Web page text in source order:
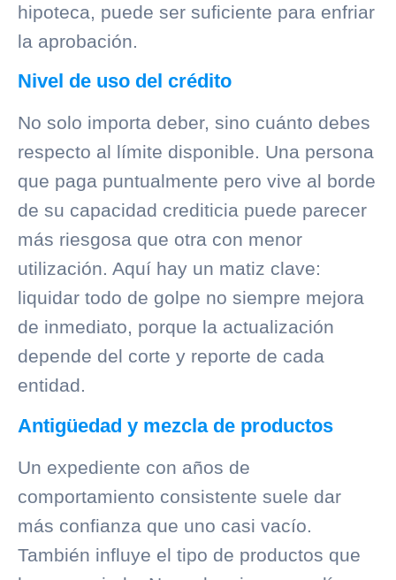
hipoteca, puede ser suficiente para enfriar
la aprobación.
Nivel de uso del crédito
No solo importa deber, sino cuánto debes
respecto al límite disponible. Una persona
que paga puntualmente pero vive al borde
de su capacidad crediticia puede parecer
más riesgosa que otra con menor
utilización. Aquí hay un matiz clave:
liquidar todo de golpe no siempre mejora
de inmediato, porque la actualización
depende del corte y reporte de cada
entidad.
Antigüedad y mezcla de productos
Un expediente con años de
comportamiento consistente suele dar
más confianza que uno casi vacío.
También influye el tipo de productos que